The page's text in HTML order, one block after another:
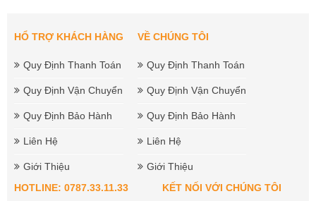
HỔ TRỢ KHÁCH HÀNG
Quy Định Thanh Toán
Quy Định Vận Chuyển
Quy Định Bảo Hành
Liên Hệ
Giới Thiệu
VỀ CHÚNG TÔI
Quy Định Thanh Toán
Quy Định Vận Chuyển
Quy Định Bảo Hành
Liên Hệ
Giới Thiệu
HOTLINE: 0787.33.11.33
KẾT NỐI VỚI CHÚNG TÔI